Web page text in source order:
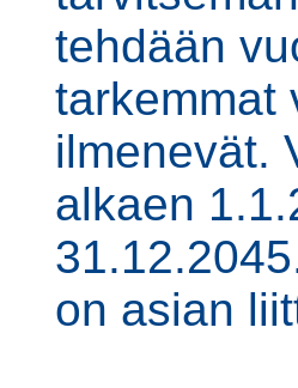
tehdään
tarkemmat
ilmenevät.
alkaen
on asian